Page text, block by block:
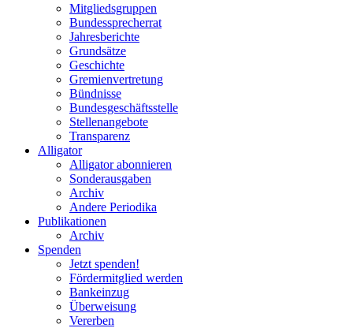
Mitgliedsgruppen
Bundessprecherrat
Jahresberichte
Grundsätze
Geschichte
Gremienvertretung
Bündnisse
Bundesgeschäftsstelle
Stellenangebote
Transparenz
Alligator
Alligator abonnieren
Sonderausgaben
Archiv
Andere Periodika
Publikationen
Archiv
Spenden
Jetzt spenden!
Fördermitglied werden
Bankeinzug
Überweisung
Vererben